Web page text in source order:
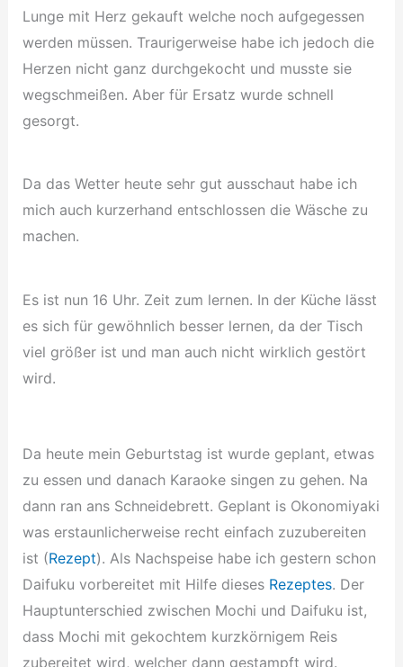
Lunge mit Herz gekauft welche noch aufgegessen
werden müssen. Traurigerweise habe ich jedoch die
Herzen nicht ganz durchgekocht und musste sie
wegschmeißen. Aber für Ersatz wurde schnell
gesorgt.
Da das Wetter heute sehr gut ausschaut habe ich
mich auch kurzerhand entschlossen die Wäsche zu
machen.
Es ist nun 16 Uhr. Zeit zum lernen. In der Küche lässt
es sich für gewöhnlich besser lernen, da der Tisch
viel größer ist und man auch nicht wirklich gestört
wird.
Da heute mein Geburtstag ist wurde geplant, etwas
zu essen und danach Karaoke singen zu gehen. Na
dann ran ans Schneidebrett. Geplant is Okonomiyaki
was erstaunlicherweise recht einfach zuzubereiten
ist (Rezept). Als Nachspeise habe ich gestern schon
Daifuku vorbereitet mit Hilfe dieses Rezeptes. Der
Hauptunterschied zwischen Mochi und Daifuku ist,
dass Mochi mit gekochtem kurzkörnigem Reis
zubereitet wird, welcher dann gestampft wird.